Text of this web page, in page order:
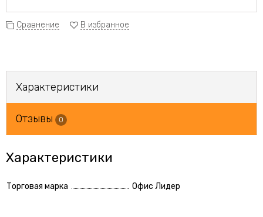
Сравнение В избранное
Характеристики
Отзывы 0
Характеристики
Торговая марка Офис Лидер